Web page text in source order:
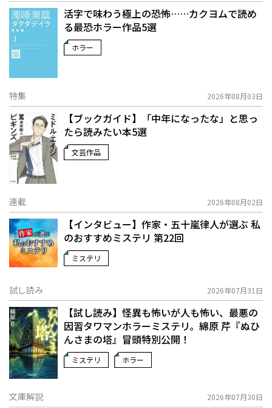
活字で味わう極上の恐怖……カクヨムで読め
る最恐ホラー作品5選
ホラー
特集 2026年08月03日
【ブックガイド】「中年になったな」と思っ
たら読みたい本5選
文芸作品
連載 2026年08月02日
【インタビュー】作家・五十嵐律人が選ぶ 私
のおすすめミステリ 第22回
ミステリ
試し読み 2026年07月31日
【試し読み】怪異も怖いが人も怖い、最悪の
因習タワマンホラーミステリ。綿原 芹『ぬひ
んさまの塔』冒頭特別公開！
ミステリ ホラー
文庫解説 2026年07月30日